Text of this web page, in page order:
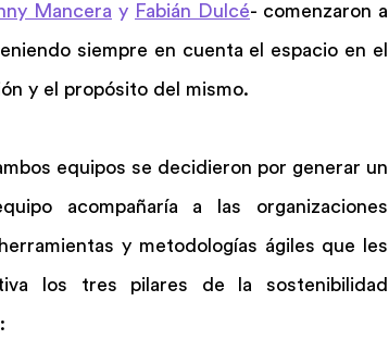
Mancera y Fabián Dulcé- comenzaron a
siempre en cuenta el espacio en el
y el propósito del mismo.
equipos se decidieron por generar un
acompañaría a las organizaciones
y metodologías ágiles que les
los tres pilares de la sostenibilidad